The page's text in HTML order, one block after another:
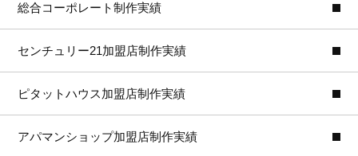
総合コーポレート制作実績
センチュリー21加盟店制作実績
ピタットハウス加盟店制作実績
アパマンショップ加盟店制作実績